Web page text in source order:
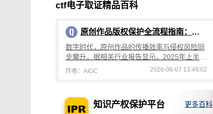
ctf电子取证精品百科
原创作品版权保护全流程指南：从创作到维权，可信时间戳平台操作详解
数字时代，原创作品的传播效率与侵权风险同
步攀升。据相关行业报告显示，2025年上半年
国内原创作品侵权投诉量较去年同期增长4
作者：AIGC 2026-08-07 13:49:02
知识产权保护平台 更多百科